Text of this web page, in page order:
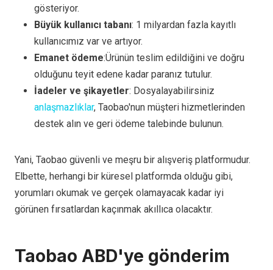
gösteriyor.
Büyük kullanıcı tabanı: 1 milyardan fazla kayıtlı
kullanıcımız var ve artıyor.
Emanet ödeme:Ürünün teslim edildiğini ve doğru
olduğunu teyit edene kadar paranız tutulur.
İadeler ve şikayetler: Dosyalayabilirsiniz
anlaşmazlıklar, Taobao'nun müşteri hizmetlerinden
destek alın ve geri ödeme talebinde bulunun.
Yani, Taobao güvenli ve meşru bir alışveriş platformudur.
Elbette, herhangi bir küresel platformda olduğu gibi,
yorumları okumak ve gerçek olamayacak kadar iyi
görünen fırsatlardan kaçınmak akıllıca olacaktır.
Taobao ABD'ye gönderim